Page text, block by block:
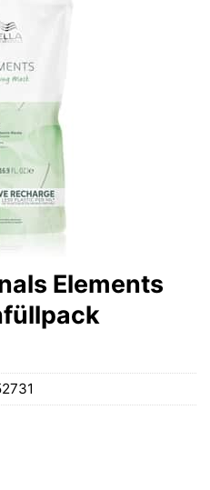
Elements